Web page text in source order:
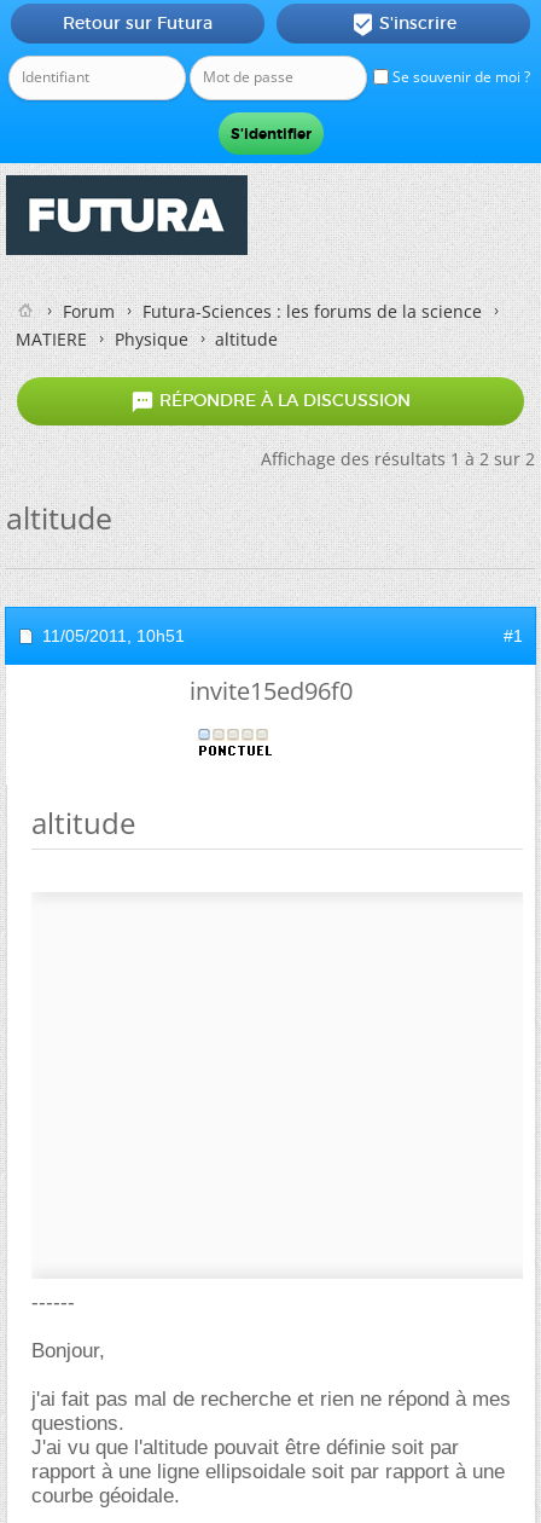
Se souvenir de moi ?
Retour sur Futura  S'inscrire
Forum
Futura-Sciences : les forums de la science
MATIERE
Physique altitude
 RÉPONDRE À LA DISCUSSION
Affichage des résultats 1 à 2 sur 2
altitude
11/05/2011, 10h51 #1
invite15ed96f0
altitude
------
Bonjour,
j'ai fait pas mal de recherche et rien ne répond à mes
questions.
J'ai vu que l'altitude pouvait être définie soit par
rapport à une ligne ellipsoidale soit par rapport à une
courbe géoidale.